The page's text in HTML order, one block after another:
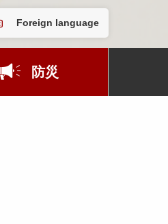
Foreign language
防災